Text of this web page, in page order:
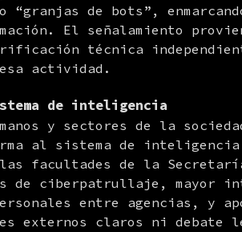
“granjas de bots”,
El señalamiento
técnica
actividad.
de inteligencia
y sectores de la
al sistema de
las facultades de la
de ciberpatrullaje, mayor
entre agencias, y
externos claros ni debate